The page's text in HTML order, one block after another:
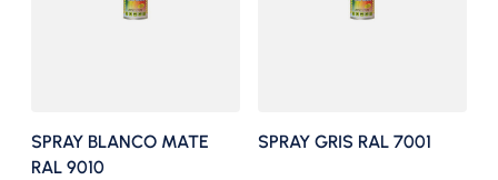
SPRAY BLANCO MATE
RAL 9010
SPRAY GRIS RAL 7001